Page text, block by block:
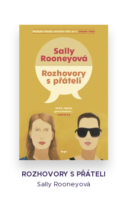
ROZHOVORY S PŘÁTELI
Sally Rooneyová